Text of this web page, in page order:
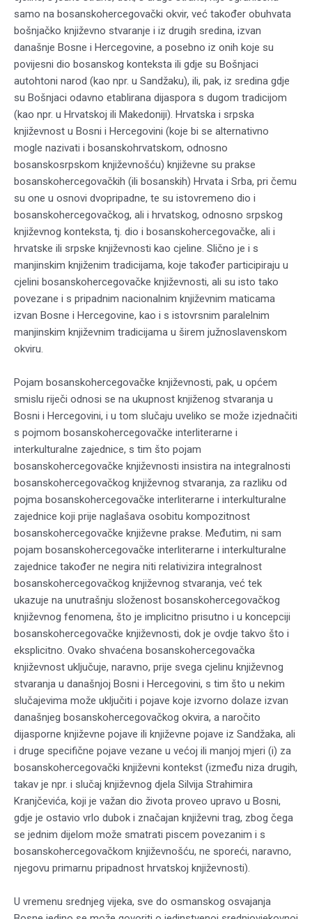
samo na bosanskohercegovački okvir, već također obuhvata
bošnjačko književno stvaranje i iz drugih sredina, izvan
današnje Bosne i Hercegovine, a posebno iz onih koje su
povijesni dio bosanskog konteksta ili gdje su Bošnjaci
autohtoni narod (kao npr. u Sandžaku), ili, pak, iz sredina gdje
su Bošnjaci odavno etablirana dijaspora s dugom tradicijom
(kao npr. u Hrvatskoj ili Makedoniji). Hrvatska i srpska
književnost u Bosni i Hercegovini (koje bi se alternativno
mogle nazivati i bosanskohrvatskom, odnosno
bosanskosrpskom književnošću) književne su prakse
bosanskohercegovačkih (ili bosanskih) Hrvata i Srba, pri čemu
su one u osnovi dvopripadne, te su istovremeno dio i
bosanskohercegovačkog, ali i hrvatskog, odnosno srpskog
književnog konteksta, tj. dio i bosanskohercegovačke, ali i
hrvatske ili srpske književnosti kao cjeline. Slično je i s
manjinskim knjiženim tradicijama, koje također participiraju u
cjelini bosanskohercegovačke književnosti, ali su isto tako
povezane i s pripadnim nacionalnim književnim maticama
izvan Bosne i Hercegovine, kao i s istovrsnim paralelnim
manjinskim književnim tradicijama u širem južnoslavenskom
okviru.
Pojam bosanskohercegovačke književnosti, pak, u općem
smislu riječi odnosi se na ukupnost knjiženog stvaranja u
Bosni i Hercegovini, i u tom slučaju uveliko se može izjednačiti
s pojmom bosanskohercegovačke interliterarne i
interkulturalne zajednice, s tim što pojam
bosanskohercegovačke književnosti insistira na integralnosti
bosanskohercegovačkog književnog stvaranja, za razliku od
pojma bosanskohercegovačke interliterarne i interkulturalne
zajednice koji prije naglašava osobitu kompozitnost
bosanskohercegovačke književne prakse. Međutim, ni sam
pojam bosanskohercegovačke interliterarne i interkulturalne
zajednice također ne negira niti relativizira integralnost
bosanskohercegovačkog književnog stvaranja, već tek
ukazuje na unutrašnju složenost bosanskohercegovačkog
književnog fenomena, što je implicitno prisutno i u koncepciji
bosanskohercegovačke književnosti, dok je ovdje takvo što i
eksplicitno. Ovako shvaćena bosanskohercegovačka
književnost uključuje, naravno, prije svega cjelinu književnog
stvaranja u današnjoj Bosni i Hercegovini, s tim što u nekim
slučajevima može uključiti i pojave koje izvorno dolaze izvan
današnjeg bosanskohercegovačkog okvira, a naročito
dijasporne književne pojave ili književne pojave iz Sandžaka, ali
i druge specifične pojave vezane u većoj ili manjoj mjeri (i) za
bosanskohercegovački književni kontekst (između niza drugih,
takav je npr. i slučaj književnog djela Silvija Strahimira
Kranjčevića, koji je važan dio života proveo upravo u Bosni,
gdje je ostavio vrlo dubok i značajan književni trag, zbog čega
se jednim dijelom može smatrati piscem povezanim i s
bosanskohercegovačkom književnošću, ne sporeći, naravno,
njegovu primarnu pripadnost hrvatskoj književnosti).
U vremenu srednjeg vijeka, sve do osmanskog osvajanja